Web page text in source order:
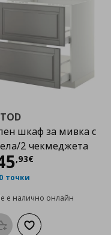
шкаф за мивка с
2 чекмеджета
,93€
точки
е налично онлайн
Προσθήκη στο καλάθι
Добави към